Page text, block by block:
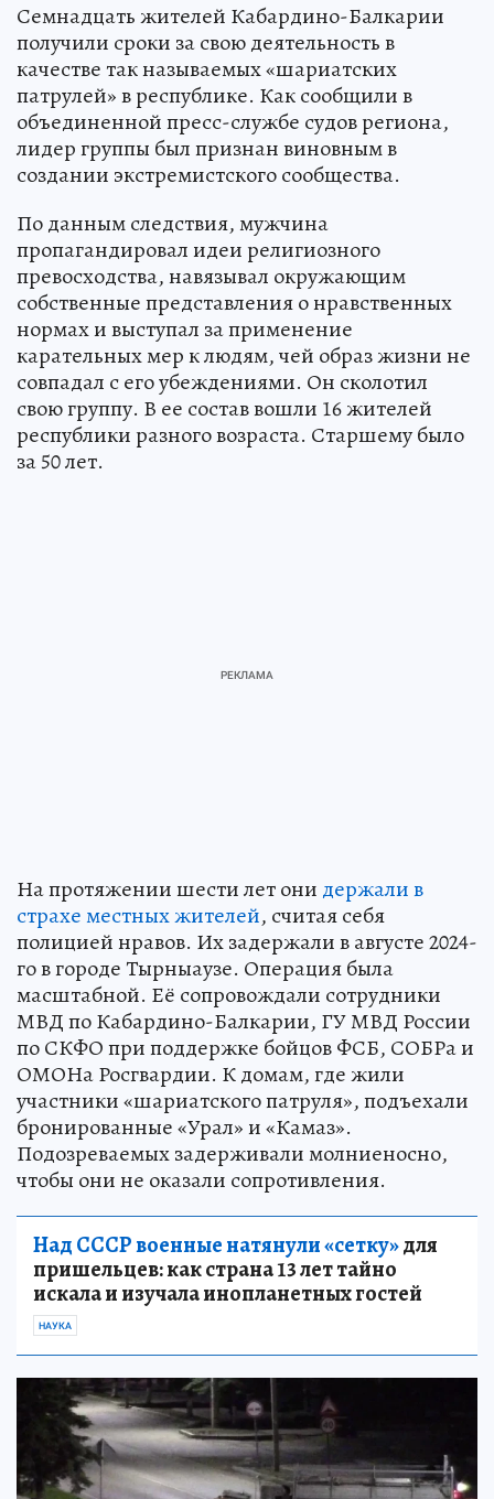
Семнадцать жителей Кабардино-Балкарии
получили сроки за свою деятельность в
качестве так называемых «шариатских
патрулей» в республике. Как сообщили в
объединенной пресс-службе судов региона,
лидер группы был признан виновным в
создании экстремистского сообщества.
По данным следствия, мужчина
пропагандировал идеи религиозного
превосходства, навязывал окружающим
собственные представления о нравственных
нормах и выступал за применение
карательных мер к людям, чей образ жизни не
совпадал с его убеждениями. Он сколотил
свою группу. В ее состав вошли 16 жителей
республики разного возраста. Старшему было
за 50 лет.
На протяжении шести лет они держали в
страхе местных жителей, считая себя
полицией нравов. Их задержали в августе 2024-
го в городе Тырныаузе. Операция была
масштабной. Её сопровождали сотрудники
МВД по Кабардино-Балкарии, ГУ МВД России
по СКФО при поддержке бойцов ФСБ, СОБРа и
ОМОНа Росгвардии. К домам, где жили
участники «шариатского патруля», подъехали
бронированные «Урал» и «Камаз».
Подозреваемых задерживали молниеносно,
чтобы они не оказали сопротивления.
Над СССР военные натянули «сетку»для
пришельцев: как страна 13 лет тайно
искала и изучала инопланетных гостей
НАУКА